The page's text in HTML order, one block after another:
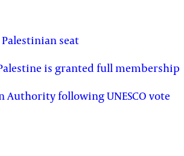
seat
is granted full membership
following UNESCO vote